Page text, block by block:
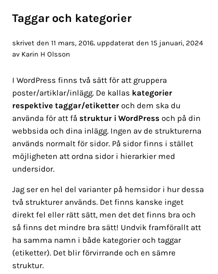
Taggar och kategorier
skrivet den 11 mars, 2016, uppdaterat den 15 januari, 2024
av Karin H Olsson
I WordPress finns två sätt för att gruppera
poster/artiklar/inlägg. De kallas kategorier
respektive taggar/etiketteroch dem ska du
använda för att få struktur i WordPress och på din
webbsida och dina inlägg. Ingen av de strukturerna
används normalt för sidor. På sidor finns i stället
möjligheten att ordna sidor i hierarkier med
undersidor.
Jag ser en hel del varianter på hemsidor i hur dessa
två strukturer används. Det finns kanske inget
direkt fel eller rätt sätt, men det det finns bra och
så finns det mindre bra sätt! Undvik framförallt att
ha samma namn i både kategorier och taggar
(etiketter). Det blir förvirrande och en sämre
struktur.